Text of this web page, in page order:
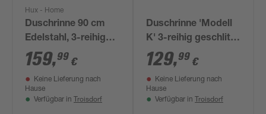
Hux - Home
Duschrinne 90 cm
Edelstahl, 3-reihig
gelocht
159,99 €
Keine Lieferung nach
Hause
Verfügbar in Troisdorf
Duschrinne 'Modell
K' 3-reihig geschlitzt
60 cm
129,99 €
Keine Lieferung nach
Hause
Verfügbar in Troisdorf